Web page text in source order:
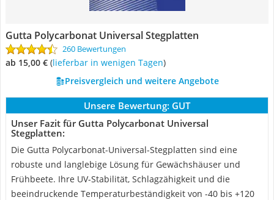
Gutta Polycarbonat Universal Stegplatten
260 Bewertungen
ab 15,00 € ( Lieferbar in wenigen Tagen)
Preisvergleich und weitere Angebote
Unsere Bewertung: GUT
Unser Fazit für Gutta Polycarbonat Universal
Stegplatten:
Die Gutta Polycarbonat-Universal-Stegplatten sind eine
robuste und langlebige Lösung für Gewächshäuser und
Frühbeete. Ihre UV-Stabilität, Schlagzähigkeit und die
beeindruckende Temperaturbeständigkeit von -40 bis +120